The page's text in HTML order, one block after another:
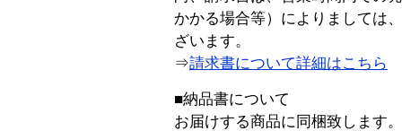
かかる場合等）によりましては
ざいます。
⇒請求書について詳細はこちら
■納品書について
お届けする商品に同梱致します。